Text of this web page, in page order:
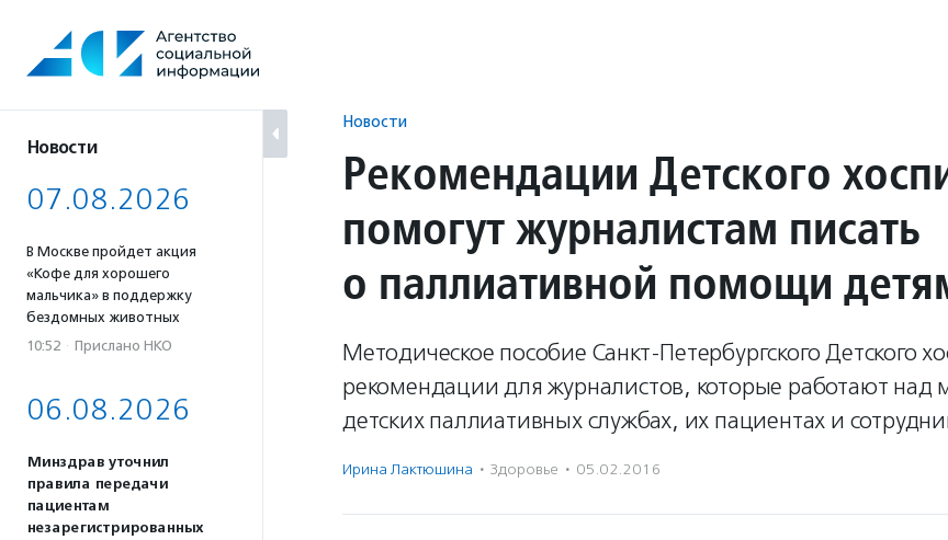
содержанию
Новости
07.08.2026
В Москве пройдет акция
«Кофе для хорошего
мальчика» в поддержку
бездомных животных
10:52 · Прислано НКО
06.08.2026
Минздрав уточнил
правила передачи
пациентам
незарегистрированных
Новости
Рекомендации Детского
помогут журналистам писать
о паллиативной помощи
Методическое пособие Санкт-Петербургского Детского
рекомендации для журналистов, которые работают над
детских паллиативных службах, их пациентах и
Ирина Лактюшина · Здоровье · 05.02.2016